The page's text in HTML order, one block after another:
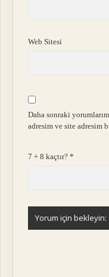
Web Sitesi
Daha sonraki
adresim ve site adresim
7 + 8 kaçtır?*